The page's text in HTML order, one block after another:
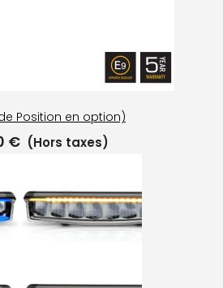
Position en option)
€ (Hors taxes)